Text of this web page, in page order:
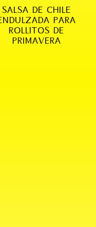
SALSA DE CHILE
PARA
ROLLITOS DE
PRIMAVERA